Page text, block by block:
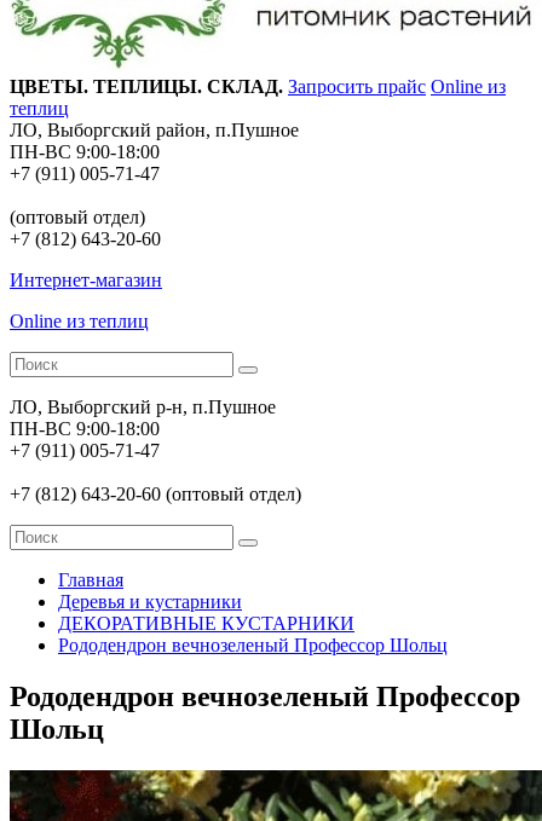
ЦВЕТЫ. ТЕПЛИЦЫ. СКЛАД. Запросить прайс Online из
теплиц
ЛО, Выборгский район, п.Пушное
ПН-ВС 9:00-18:00
+7 (911) 005-71-47
(оптовый отдел)
+7 (812) 643-20-60
Интернет-магазин
Online из теплиц
ЛО, Выборгский р-н, п.Пушное
ПН-ВС 9:00-18:00
+7 (911) 005-71-47
+7 (812) 643-20-60 (оптовый отдел)
Главная
Деревья и кустарники
ДЕКОРАТИВНЫЕ КУСТАРНИКИ
Рододендрон вечнозеленый Профессор Шольц
Рододендрон вечнозеленый Профессор
Шольц